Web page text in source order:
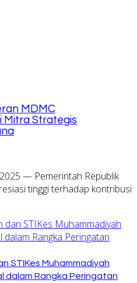
MDMC
Mitra Strategis
2025 — Pemerintah Republik
tinggi terhadap kontribusi
STIKes Muhammadiyah
dalam Rangka Peringatan